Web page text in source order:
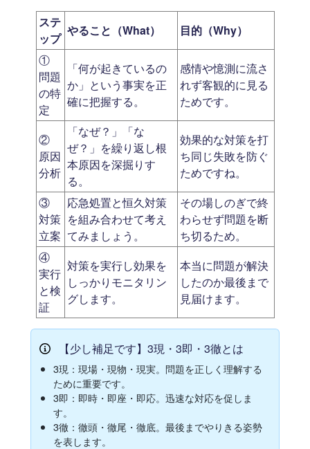
ステ
ップ
やること（What）
目的（Why）
①
問題
の特
定
「何が起きているの
か」という事実を正
確に把握する。
感情や憶測に流さ
れず客観的に見る
ためです。
②
原因
分析
「なぜ？」「な
ぜ？」を繰り返し根
本原因を深掘りす
る。
効果的な対策を打
ち同じ失敗を防ぐ
ためですね。
③
対策
立案
応急処置と恒久対策
を組み合わせて考え
てみましょう。
その場しのぎで終
わらせず問題を断
ち切るため。
④
実行
と検
証
対策を実行し効果を
しっかりモニタリン
グします。
本当に問題が解決
したのか最後まで
見届けます。
【少し補足です】3現・3即・3徹とは
3現：現場・現物・現実。問題を正しく理解する
ために重要です。
3即：即時・即座・即応。迅速な対応を促しま
す。
3徹：徹頭・徹尾・徹底。最後までやりきる姿勢
を表します。